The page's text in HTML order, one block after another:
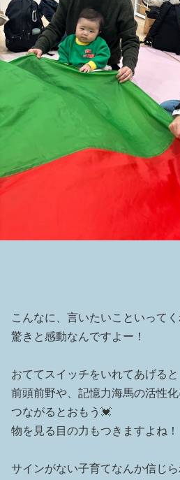
こんなに、言いたいこといって
驚きと感動なんですよー！
おててスイッチをいれてあげると
前頭前野や、記憶力海馬の活性化
つながるとおもう💓
物を見る目の力もつきますよね！
サインがない子育てなんか信じ